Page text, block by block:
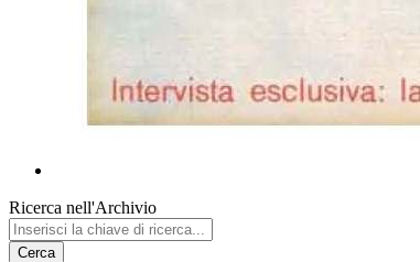
Ricerca nell'Archivio
Cerca